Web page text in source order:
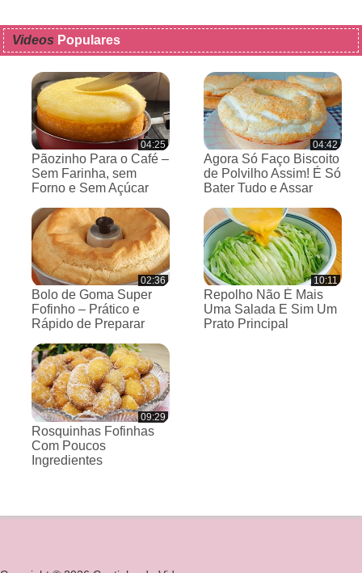
Videos Populares
04:25
Pãozinho Para o Café –
Sem Farinha, sem
Forno e Sem Açúcar
04:42
Agora Só Faço Biscoito
de Polvilho Assim! É Só
Bater Tudo e Assar
02:36
Bolo de Goma Super
Fofinho – Prático e
Rápido de Preparar
10:11
Repolho Não É Mais
Uma Salada E Sim Um
Prato Principal
09:29
Rosquinhas Fofinhas
Com Poucos
Ingredientes